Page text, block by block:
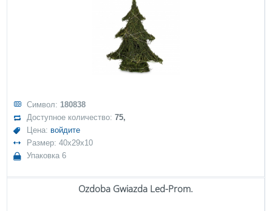
Символ: 180838
Доступное количество:75,
Цена: войдите
Размер: 40x29x10
Упаковка 6
Ozdoba Gwiazda Led-Prom.